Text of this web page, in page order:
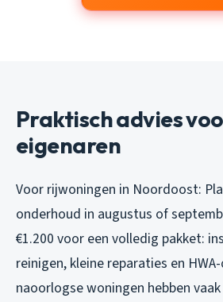
Praktisch advies
eigenaren
Voor rijwoningen in Noordoost:
onderhoud in augustus of
€1.200 voor een volledig pakket:
reinigen, kleine reparaties en
naoorlogse woningen hebben